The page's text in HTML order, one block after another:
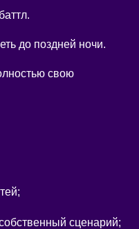
до поздней ночи.
свою
сценарий;